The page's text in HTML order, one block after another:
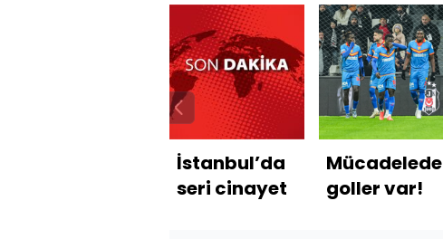
İstanbul’da
seri cinayet
Mücadelede
goller var!